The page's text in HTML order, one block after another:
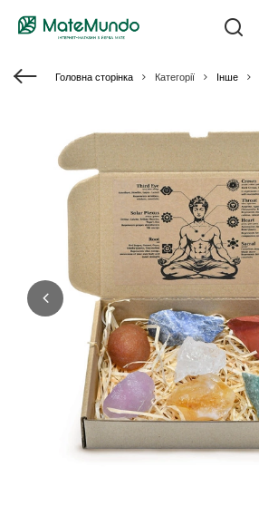
Головна сторінка Категорії Інше